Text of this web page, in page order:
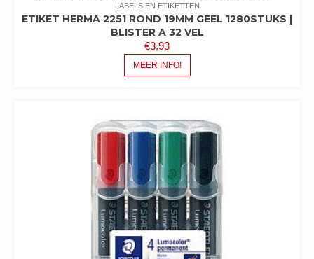
LABELS EN ETIKETTEN
ETIKET HERMA 2251 ROND 19MM GEEL 1280STUKS |
BLISTER A 32 VEL
€3,93
MEER INFO!